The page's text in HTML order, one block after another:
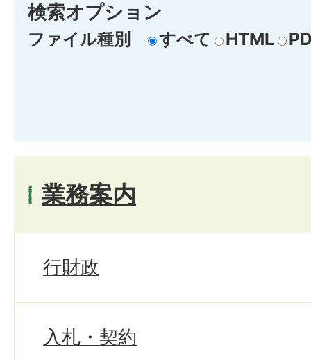
検索オプション
ファイル種別 すべて HTML
業務案内
行財政
入札・契約